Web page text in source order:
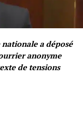
a déposé
anonyme
de tensions